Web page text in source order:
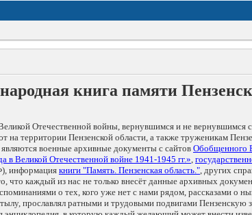
книга памяти
Отечественной войны, вернувшимся и не
на территории Пензенской области, а также труженикам
военные архивные документы с сайтов Обобщенного
в Великой Отечественной войне 1941-1945 гг.»,
информация книги "Память. Пензенская область.", других
что каждый из нас не только внесёт данные архивных
о тех, кого уже нет с нами рядом, рассказами о
прославлял ратными и трудовыми подвигами Пензенскую